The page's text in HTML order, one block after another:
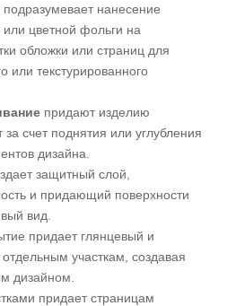
подразумевает нанесение
цветной фольги на
обложки или страниц для
или текстурированного
придают изделию
счет поднятия или углубления
дизайна.
защитный слой,
и придающий поверхности
вид.
придает глянцевый и
участкам, создавая
дизайном.
придает страницам